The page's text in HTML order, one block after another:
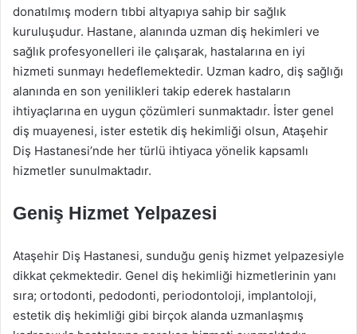
donatılmış modern tıbbi altyapıya sahip bir sağlık
kuruluşudur. Hastane, alanında uzman diş hekimleri ve
sağlık profesyonelleri ile çalışarak, hastalarına en iyi
hizmeti sunmayı hedeflemektedir. Uzman kadro, diş sağlığı
alanında en son yenilikleri takip ederek hastaların
ihtiyaçlarına en uygun çözümleri sunmaktadır. İster genel
diş muayenesi, ister estetik diş hekimliği olsun, Ataşehir
Diş Hastanesi’nde her türlü ihtiyaca yönelik kapsamlı
hizmetler sunulmaktadır.
Geniş Hizmet Yelpazesi
Ataşehir Diş Hastanesi, sunduğu geniş hizmet yelpazesiyle
dikkat çekmektedir. Genel diş hekimliği hizmetlerinin yanı
sıra; ortodonti, pedodonti, periodontoloji, implantoloji,
estetik diş hekimliği gibi birçok alanda uzmanlaşmış